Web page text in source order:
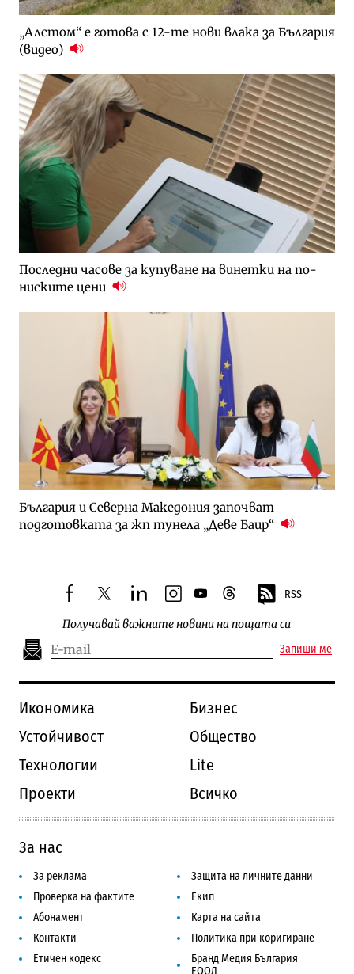
„Алстом“ е готова с 12-те нови влака за България
(видео)
Последни часове за купуване на винетки на по-
ниските цени
България и Северна Македония започват
подготовката за жп тунела „Деве Баир“
facebooktwitterlinkedininstagram
youtubethreads RSS
Получавай важните новини на пощата си
Запиши ме
Икономика
Бизнес
Устойчивост
Общество
Технологии
Lite
Проекти
Всичко
За нас
За реклама
Защита на личните данни
Проверка на фактите
Екип
Абонамент
Карта на сайта
Контакти
Политика при коригиране
Етичен кодекс
Бранд Медия България
ЕООД